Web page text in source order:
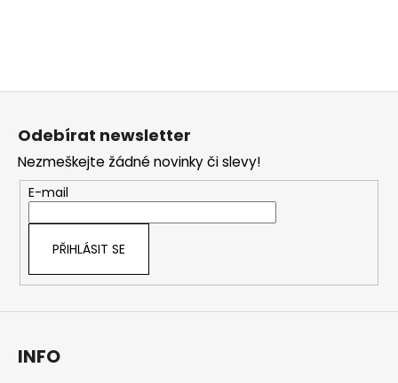
Z
Odebírat newsletter
Nezmeškejte žádné novinky či slevy!
E-mail
PŘIHLÁSIT SE
INFO